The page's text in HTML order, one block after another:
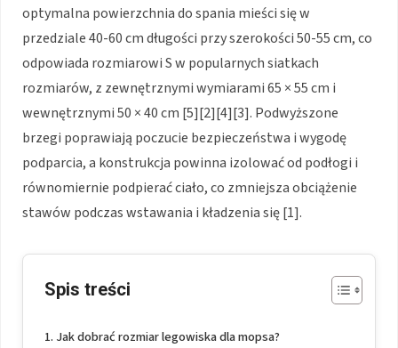
optymalna powierzchnia do spania mieści się w
przedziale 40-60 cm długości przy szerokości 50-55 cm, co
odpowiada rozmiarowi S w popularnych siatkach
rozmiarów, z zewnętrznymi wymiarami 65 × 55 cm i
wewnętrznymi 50 × 40 cm [5][2][4][3]. Podwyższone
brzegi poprawiają poczucie bezpieczeństwa i wygodę
podparcia, a konstrukcja powinna izolować od podłogi i
równomiernie podpierać ciało, co zmniejsza obciążenie
stawów podczas wstawania i kładzenia się [1].
Spis treści
Jak dobrać rozmiar legowiska dla mopsa?